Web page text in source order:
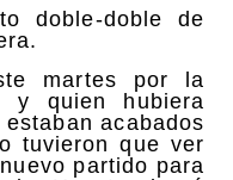
doble-doble de
martes por la
y quien hubiera
acabados
tuvieron que ver
partido para